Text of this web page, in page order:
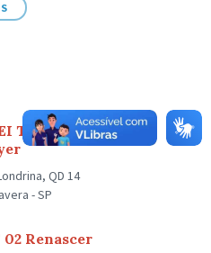
Tainara Bairro
QD 14
- SP
02 Renascer